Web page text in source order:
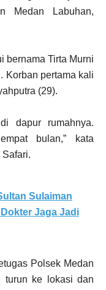
Medan Labuhan,
bernama Tirta Murni
Korban pertama kali
(29).
dapur rumahnya.
bulan,” kata
Sulaiman
Jaga Jadi
Polsek Medan
turun ke lokasi dan